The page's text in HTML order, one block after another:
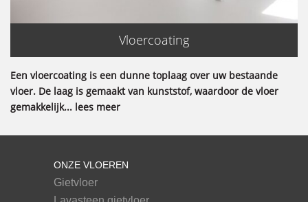
Vloercoating
Een vloercoating is een dunne toplaag over uw bestaande
vloer. De laag is gemaakt van kunststof, waardoor de vloer
gemakkelijk... lees meer
ONZE VLOEREN
Gietvloer